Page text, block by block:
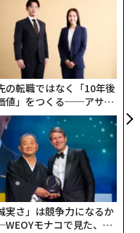
の印象に重要だと思う
を挙げた人が半数近く
められたいもの」を聞
代でも3位に入った。
の転職ではなく「10年後
値」をつくる──アサイ
長期伴走型支援とは
実さ」は競争力になるか
モナコで見た、く